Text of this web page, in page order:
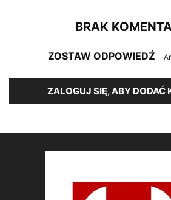
BRAK
ZOSTAW ODPOWIEDŹ
ZALOGUJ SIĘ, ABY DODAĆ